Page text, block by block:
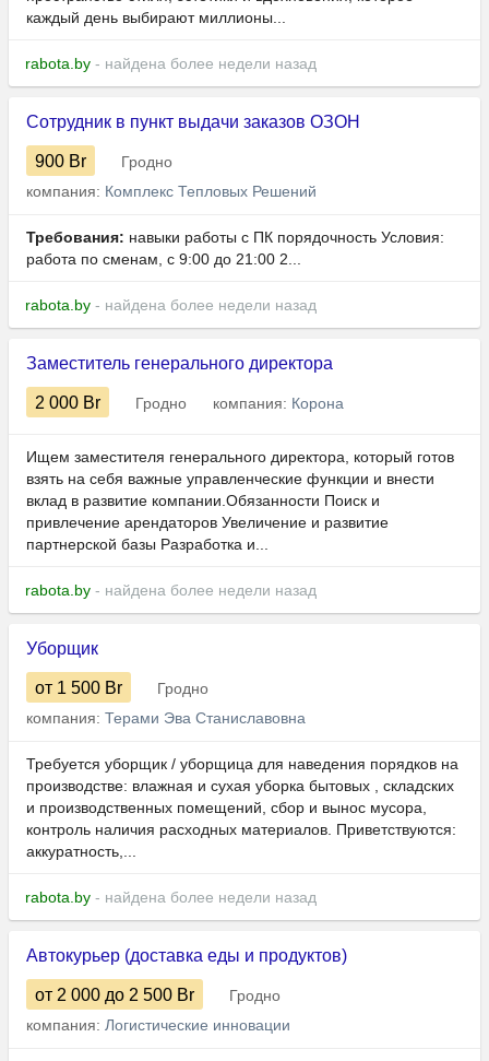
каждый день выбирают миллионы...
rabota.by - найдена более недели назад
Сотрудник в пункт выдачи заказов ОЗОН
900 Br
Гродно
компания: Комплекс Тепловых Решений
Требования: навыки работы с ПК порядочность Условия:
работа по сменам, с 9:00 до 21:00 2...
rabota.by - найдена более недели назад
Заместитель генерального директора
2 000 Br Гродно компания: Корона
Ищем заместителя генерального директора, который готов
взять на себя важные управленческие функции и внести
вклад в развитие компании.Обязанности Поиск и
привлечение арендаторов Увеличение и развитие
партнерской базы Разработка и...
rabota.by - найдена более недели назад
Уборщик
от 1 500 Br
Гродно
компания: Терами Эва Станиславовна
Требуется уборщик / уборщица для наведения порядков на
производстве: влажная и сухая уборка бытовых , складских
и производственных помещений, сбор и вынос мусора,
контроль наличия расходных материалов. Приветствуются:
аккуратность,...
rabota.by - найдена более недели назад
Автокурьер (доставка еды и продуктов)
от 2 000 до 2 500 Br
Гродно
компания: Логистические инновации